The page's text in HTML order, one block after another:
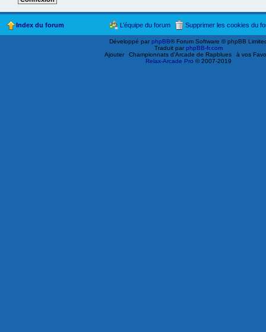
Index du forum Supprimer les cookies du
L’équipe du forum
Développé parphpBB® Forum Software © phpBB
Traduit parphpBB-fr.com
Ajouter
Championnats d'Arcade de Rapblues
à vos
Relax-Arcade Pro © 2007-2019